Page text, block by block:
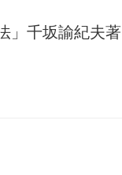
」千坂諭紀夫著